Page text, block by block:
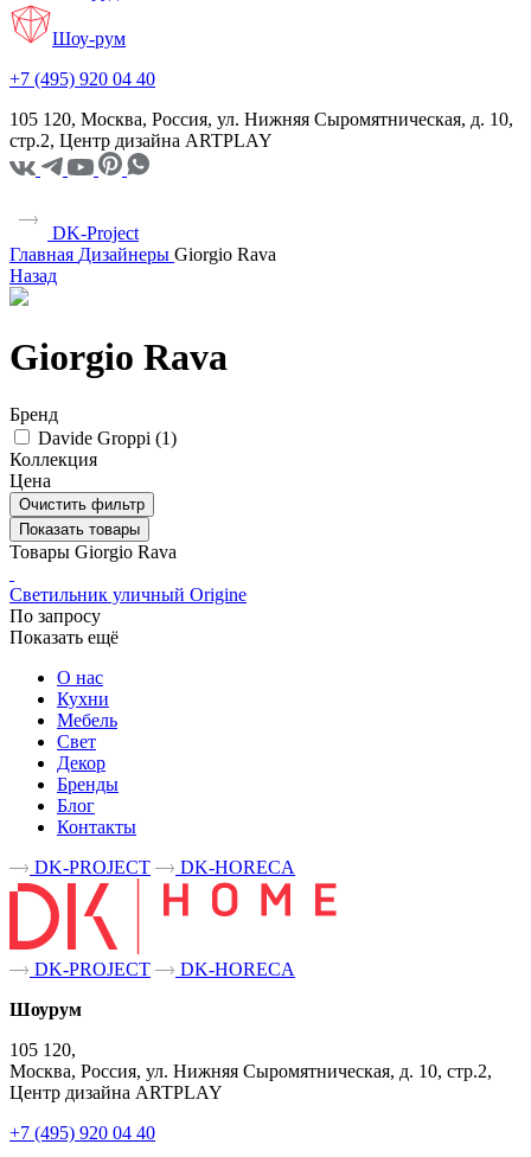
Шоу-рум
+7 (495) 920 04 40
105 120, Москва, Россия, ул. Нижняя Сыромятническая, д. 10,
стр.2, Центр дизайна ARTPLAY
DK-Project
Главная Дизайнеры Giorgio Rava
Назад
Giorgio Rava
Бренд
Davide Groppi (1)
Коллекция
Цена
Очистить фильтр
Показать товары
Товары Giorgio Rava
Светильник уличный Origine
По запросу
Показать ещё
О нас
Кухни
Мебель
Свет
Декор
Бренды
Блог
Контакты
DK-PROJECT
DK-HORECA
DK-PROJECT
DK-HORECA
Шоурум
105 120,
Москва, Россия, ул. Нижняя Сыромятническая, д. 10, стр.2,
Центр дизайна ARTPLAY
+7 (495) 920 04 40